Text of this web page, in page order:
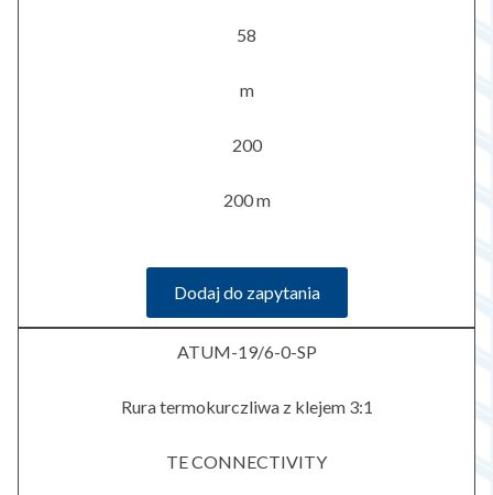
58
m
200
200 m
Dodaj do zapytania
ATUM-19/6-0-SP
Rura termokurczliwa z klejem 3:1
TE CONNECTIVITY